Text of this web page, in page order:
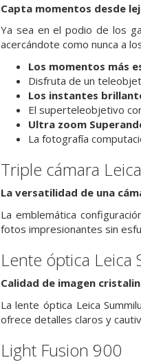
Capta momentos desde
Ya sea en el podio de los
acercándote como nunca a
Los momentos más
Disfruta de un
Los instantes
El superteleobjetivo
Ultra zoom
La fotografía
Triple cámara Leica
La versatilidad de una
La emblemática
fotos impresionantes sin
Lente óptica Leica
Calidad de imagen
La lente óptica Leica
ofrece detalles claros y
Light Fusion 900